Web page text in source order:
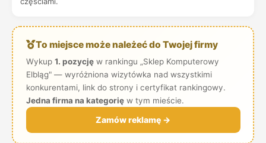
To miejsce może należeć do Twojej firmy
Wykup 1. pozycjęw rankingu „Sklep Komputerowy
Elbląg" — wyróżniona wizytówka nad wszystkimi
konkurentami, link do strony i certyfikat rankingowy.
Jedna firma na kategorięw tym mieście.
Zamów reklamę →